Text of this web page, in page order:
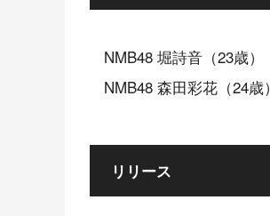
NMB48 堀詩音（23歳）
NMB48 森田彩花（24歳）
リリース